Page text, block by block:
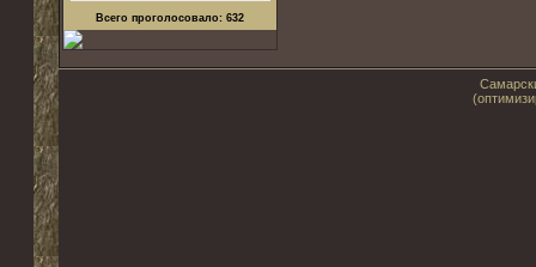
Всего проголосовало: 632